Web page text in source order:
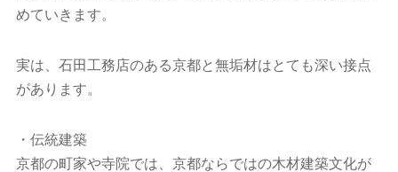
めていきます。
実は、石田工務店のある京都と無垢材はとても深い接点
があります。
・伝統建築
京都の町家や寺院では、京都ならではの木材建築文化が